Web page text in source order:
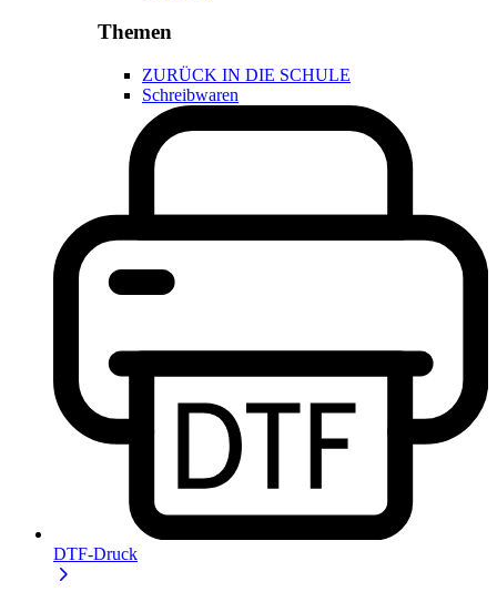
Themen
ZURÜCK IN DIE SCHULE
Schreibwaren
DTF-Druck